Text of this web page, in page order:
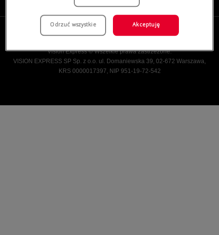
Vision Express © Wszelkie prawa zastrzeżone.
VISION EXPRESS SP Sp. z o.o. ul. Domaniewska 39, 02-672 Warszawa,
KRS 0000017397, NIP 951-19-72-542
Odrzuć wszystkie Akceptuję